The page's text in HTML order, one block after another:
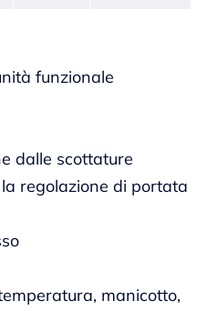
funzionale
dalle scottature
regolazione di portata
manicotto,